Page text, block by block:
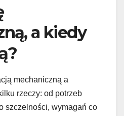
a kiedy
mechaniczną a
rzeczy: od potrzeb
szczelności, wymagań co